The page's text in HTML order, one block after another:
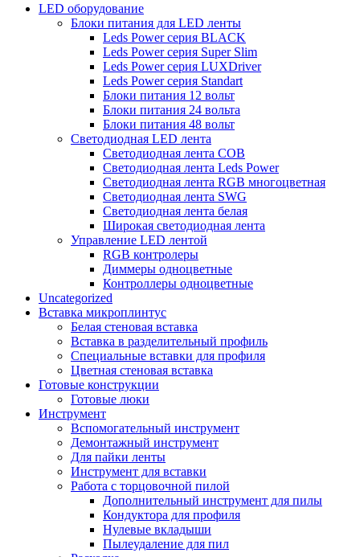
LED оборудование
Блоки питания для LED ленты
Leds Power cерия BLACK
Leds Power cерия Super Slim
Leds Power серия LUXDriver
Leds Power серия Standart
Блоки питания 12 вольт
Блоки питания 24 вольта
Блоки питания 48 вольт
Светодиодная LED лента
Светодиодная лента COB
Светодиодная лента Leds Power
Светодиодная лента RGB многоцветная
Светодиодная лента SWG
Светодиодная лента белая
Широкая светодиодная лента
Управление LED лентой
RGB контролеры
Диммеры одноцветные
Контроллеры одноцветные
Uncategorized
Вставка микроплинтус
Белая стеновая вставка
Вставка в разделительный профиль
Специальные вставки для профиля
Цветная стеновая вставка
Готовые конструкции
Готовые люки
Инструмент
Вспомогательный инструмент
Демонтажный инструмент
Для пайки ленты
Инструмент для вставки
Работа с торцовочной пилой
Дополнительный инструмент для пилы
Кондуктора для профиля
Нулевые вкладыши
Пылеудаление для пил